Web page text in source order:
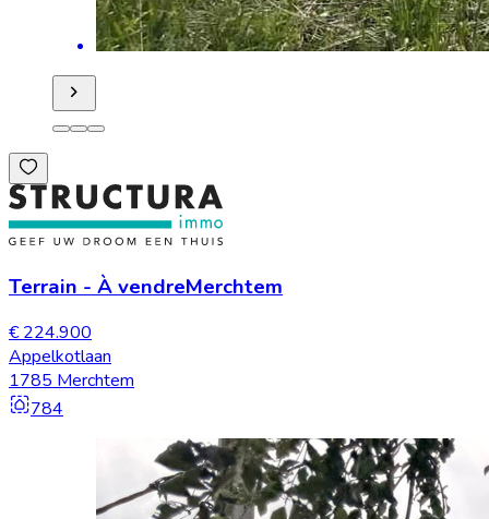
Terrain - À vendreMerchtem
€ 224.900
Appelkotlaan
1785 Merchtem
784